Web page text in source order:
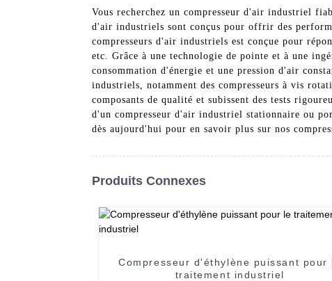
Vous recherchez un compresseur d'air industriel
d'air industriels sont conçus pour offrir des
compresseurs d'air industriels est conçue pour
etc. Grâce à une technologie de pointe et à une
consommation d'énergie et une pression d'air
industriels, notamment des compresseurs à vis
composants de qualité et subissent des tests
d'un compresseur d'air industriel stationnaire ou
dès aujourd'hui pour en savoir plus sur nos
Produits Connexes
Compresseur d'éthylène puissant pour
traitement industriel